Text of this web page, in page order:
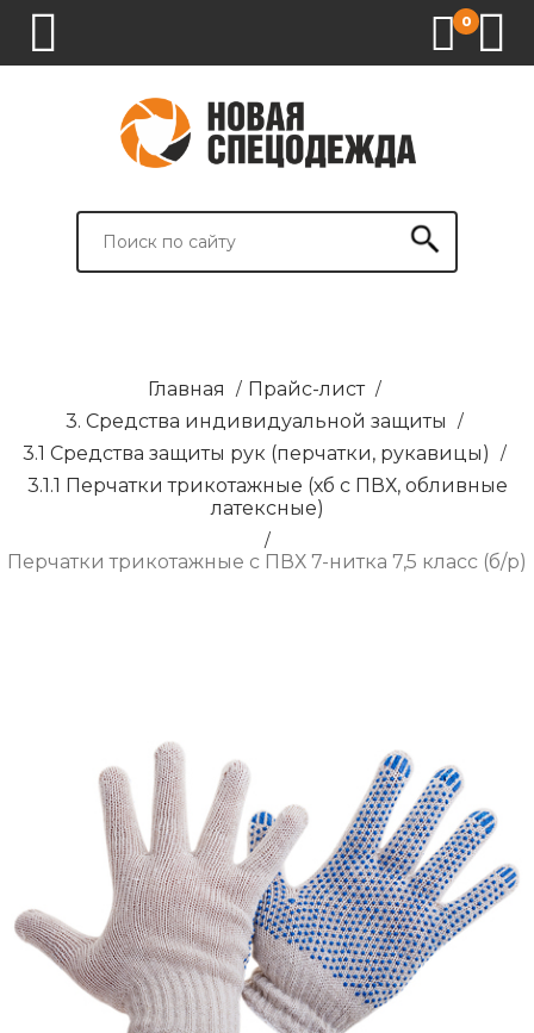
0
СПЕЦОДЕЖДА
СПЕЦОБУВЬ
СРЕДСТВА
ВСПОМОГАТЕЛЬНЫЕ
БРЕНДИРОВАНИЕ
Главная / Прайс-лист /
3. Средства индивидуальной защиты /
3.1 Средства защиты рук (перчатки, рукавицы) /
3.1.1 Перчатки трикотажные (хб с ПВХ, обливные
латексные)
/
Перчатки трикотажные с ПВХ 7-нитка 7,5 класс (б/р)